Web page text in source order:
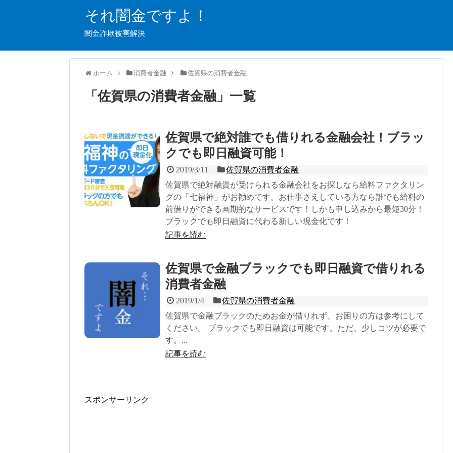
それ闇金ですよ！
闇金詐欺被害解決
ホーム 消費者金融 佐賀県の消費者金融
「佐賀県の消費者金融 」 一覧
佐賀県で絶対誰でも借りれる金融会社！ブラッ
クでも即日融資可能！
2019/3/11
佐賀県の消費者金融
佐賀県で絶対融資が受けられる金融会社をお探しなら給料ファクタリン
グの「七福神」がお勧めです。お仕事さえしている方なら誰でも給料の
前借りができる画期的なサービスです！しかも申し込みから最短30分！
ブラックでも即日融資に代わる新しい現金化です！
記事を読む
佐賀県で金融ブラックでも即日融資で借りれる
消費者金融
2019/1/4
佐賀県の消費者金融
佐賀県で金融ブラックのためお金が借りれず、お困りの方は参考にして
ください。 ブラックでも即日融資は可能です。ただ、少しコツが必要で
す。...
記事を読む
スポンサーリンク